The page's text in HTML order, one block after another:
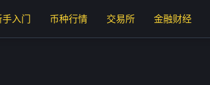
入门 币种行情 交易所 金融财经